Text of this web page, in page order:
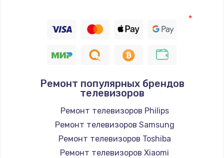
Восстановление цепи питания, пайка
Заказать
Программный ремонт/прошивка
Замена Bluetooth/Wi-Fi модуля
Ремонт популярных брендов
телевизоров
Ремонт телевизоров Philips
Ремонт телевизоров Samsung
Ремонт телевизоров Toshiba
Ремонт телевизоров Xiaomi